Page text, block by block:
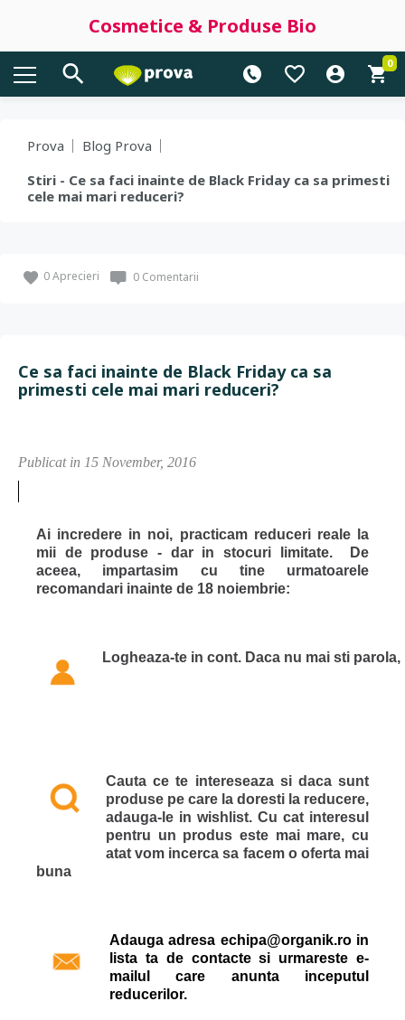
Cosmetice & Produse Bio
0
Prova
Blog Prova
Stiri - Ce sa faci inainte de Black Friday ca sa primesti
cele mai mari reduceri?
0Aprecieri 0 Comentarii
Ce sa faci inainte de Black Friday ca sa
primesti cele mai mari reduceri?
Publicat in 15 November, 2016
Ai incredere in noi, practicam reduceri reale la
mii de produse - dar in stocuri limitate.
De
aceea, impartasim cu tine urmatoarele
recomandari inainte de 18 noiembrie:
Logheaza-te in cont. Daca nu mai sti parola,
Cauta ce te intereseaza si daca sunt
produse pe care la doresti la reducere,
adauga-le in wishlist. Cu cat interesul
pentru un produs este mai mare, cu
atat vom incerca sa facem o oferta mai
buna
Adauga adresa echipa@organik.ro in
lista ta de contacte si urmareste e-
mailul care anunta inceputul
reducerilor.